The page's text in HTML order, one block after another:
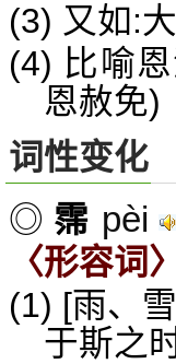
(3) 又如:
(4) 比喻
恩赦免)
词性变化
◎ 霈 pèi
〈形容词〉
(1) [雨、
于斯之